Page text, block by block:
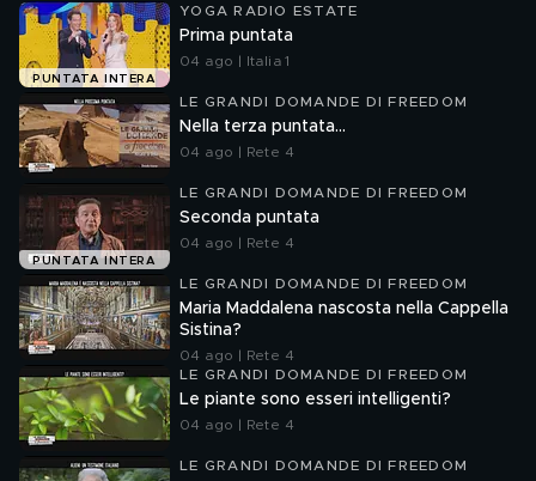
PUNTATA INTERA
YOGA RADIO ESTATE
Prima puntata
04 ago | Italia 1
LE GRANDI DOMANDE DI FREEDOM
Nella terza puntata...
04 ago | Rete 4
PUNTATA INTERA
LE GRANDI DOMANDE DI FREEDOM
Seconda puntata
04 ago | Rete 4
LE GRANDI DOMANDE DI FREEDOM
Maria Maddalena nascosta nella Cappella
Sistina?
04 ago | Rete 4
LE GRANDI DOMANDE DI FREEDOM
Le piante sono esseri intelligenti?
04 ago | Rete 4
LE GRANDI DOMANDE DI FREEDOM